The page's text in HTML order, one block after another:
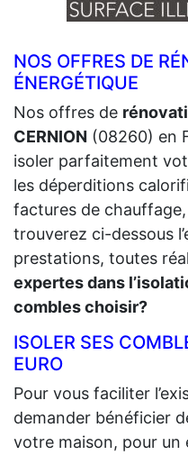
NOS OFFRES DE
ÉNERGÉTIQUE
Nos offres de
CERNION (08260) en
isoler parfaitement
les déperditions
factures de
trouverez ci-dessous
prestations, toutes
expertes dans
combles choisir?
ISOLER SES
EURO
Pour vous faciliter
demander bénéficier
votre maison, pour un